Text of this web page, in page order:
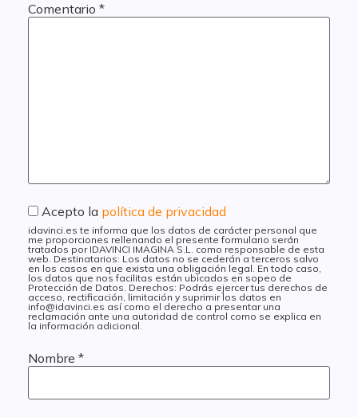
Comentario *
Acepto la política de privacidad
idavinci.es te informa que los datos de carácter personal que
me proporciones rellenando el presente formulario serán
tratados por IDAVINCI IMAGINA S.L. como responsable de esta
web. Destinatarios: Los datos no se cederán a terceros salvo
en los casos en que exista una obligación legal. En todo caso,
los datos que nos facilitas están ubicados en sopeo de
Protección de Datos. Derechos: Podrás ejercer tus derechos de
acceso, rectificación, limitación y suprimir los datos en
info@idavinci.es así como el derecho a presentar una
reclamación ante una autoridad de control como se explica en
la información adicional.
Nombre *